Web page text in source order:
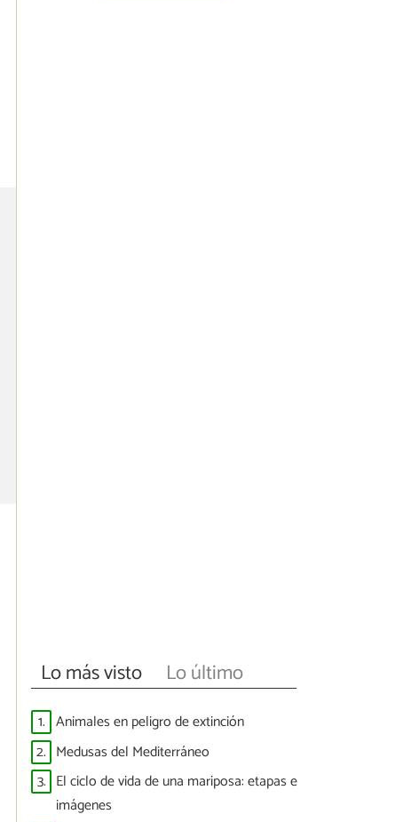
Lo más visto Lo último
1. Animales en peligro de extinción
2. Medusas del Mediterráneo
3. El ciclo de vida de una mariposa: etapas e
imágenes